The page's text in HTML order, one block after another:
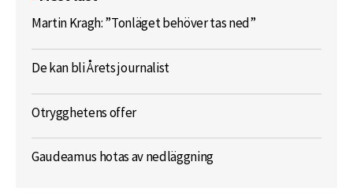
Martin Kragh: ”Tonläget behöver tas ned”
De kan bli Årets journalist
Otrygghetens offer
Gaudeamus hotas av nedläggning